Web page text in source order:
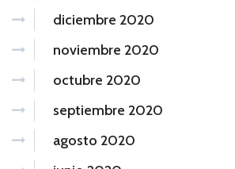
diciembre 2020
noviembre 2020
octubre 2020
septiembre 2020
agosto 2020